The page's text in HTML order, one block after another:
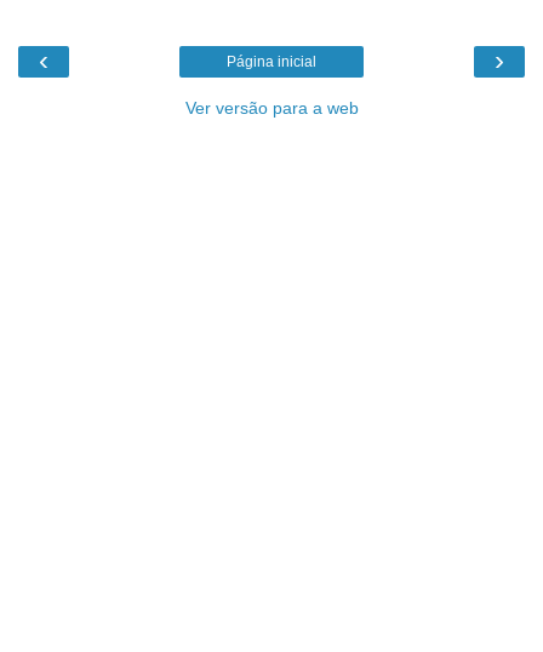
‹ ›
Página inicial
Ver versão para a web